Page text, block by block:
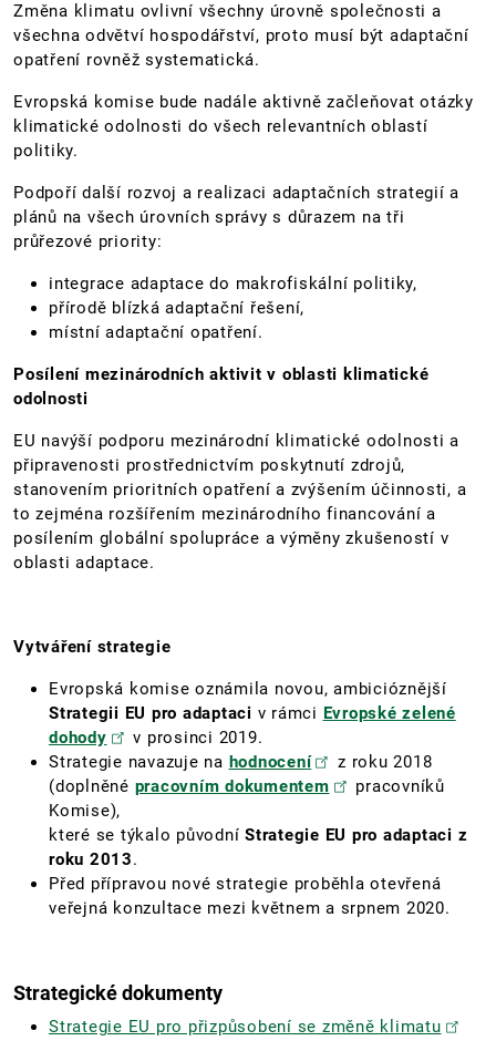
Změna klimatu ovlivní všechny úrovně společnosti a
všechna odvětví hospodářství, proto musí být adaptační
opatření rovněž systematická.
Evropská komise bude nadále aktivně začleňovat otázky
klimatické odolnosti do všech relevantních oblastí
politiky.
Podpoří další rozvoj a realizaci adaptačních strategií a
plánů na všech úrovních správy s důrazem na tři
průřezové priority:
integrace adaptace do makrofiskální politiky,
přírodě blízká adaptační řešení,
místní adaptační opatření.
Posílení mezinárodních aktivit v oblasti klimatické
odolnosti
EU navýší podporu mezinárodní klimatické odolnosti a
připravenosti prostřednictvím poskytnutí zdrojů,
stanovením prioritních opatření a zvýšením účinnosti, a
to zejména rozšířením mezinárodního financování a
posílením globální spolupráce a výměny zkušeností v
oblasti adaptace.
Vytváření strategie
Evropská komise oznámila novou, ambicióznější
Strategii EU pro adaptaci v rámci Evropské zelené
dohody
v prosinci 2019.
Strategie navazuje na hodnocení
z roku 2018
(doplněné pracovním dokumentem
pracovníků
Komise),
které se týkalo původní Strategie EU pro adaptaci z
roku 2013.
Před přípravou nové strategie proběhla otevřená
veřejná konzultace mezi květnem a srpnem 2020.
Strategické dokumenty
Strategie EU pro přizpůsobení se změně klimatu